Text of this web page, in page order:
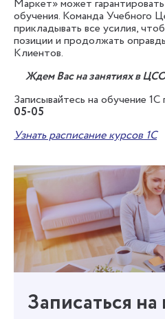
Маркет» может
обучения. Команда Учебного
прикладывать все усилия,
позиции и продолжать
Клиентов.
Ждем Вас на занятиях в
Записывайтесь на обучение
05-05
Узнать расписание курсов 1С
Записаться на